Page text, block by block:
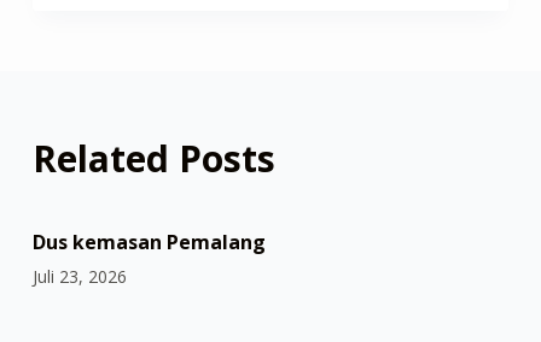
Related Posts
Dus kemasan Pemalang
Juli 23, 2026